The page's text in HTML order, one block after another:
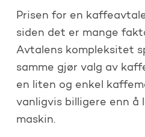
Prisen for en
siden det er mange
Avtalens kompleksitet
samme gjør valg av
en liten og enkel
vanligvis billigere enn å
maskin.